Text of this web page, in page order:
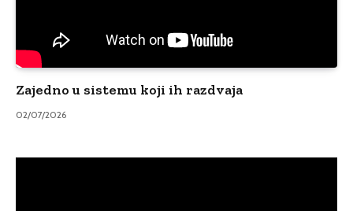
Zajedno u sistemu koji ih razdvaja
02/07/2026